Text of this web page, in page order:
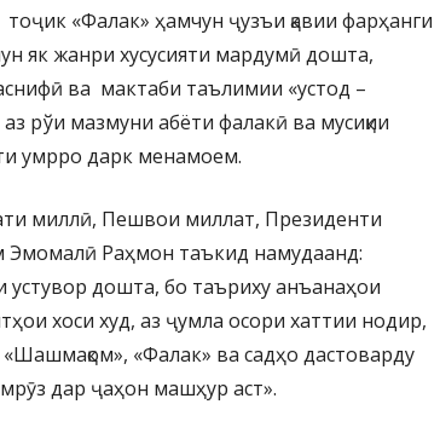
«Фалак» ҳамчун ҷузъи қавии фарҳанги
як жанри хусусияти мардумӣ дошта,
ва мактаби таълимии «устод –
рўи мазмуни абёти фалакӣ ва мусиқии
умрро дарк менамоем.
миллӣ, Пешвои миллат, Президенти
Эмомалӣ Раҳмон таъкид намудаанд:
дошта, бо таъриху анъанаҳои
хоси худ, аз ҷумла осори хаттии нодир,
«Фалак» ва садҳо дастоварду
дар ҷаҳон машҳур аст».